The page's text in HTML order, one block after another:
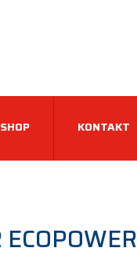
KONTAKT